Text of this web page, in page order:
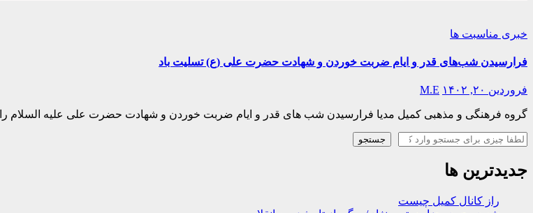
خبری مناسبت ها
فرارسیدن شب‌های قدر و ایام ضربت خوردن و شهادت حضرت علی (ع) تسلیت باد
فروردین ۲۰, ۱۴۰۲ M.E
گروه فرهنگی و مذهبی کمیل مدیا فرارسیدن شب های قدر و ایام ضربت خوردن و شهادت حضرت علی علیه السلام
جستجو
جستجو
جدیدترین ها
راز کانال کمیل چیست